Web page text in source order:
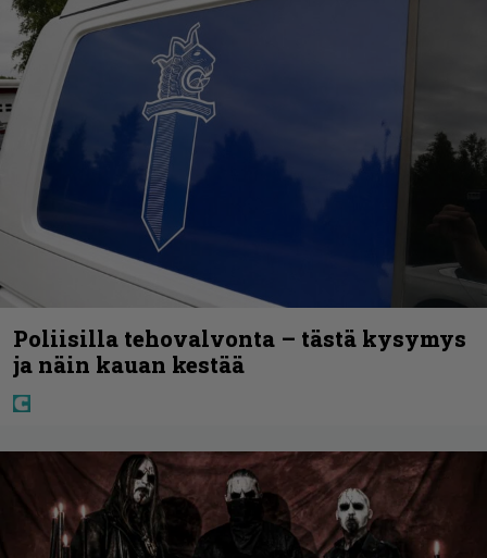
Poliisilla tehovalvonta – tästä kysymys
ja näin kauan kestää